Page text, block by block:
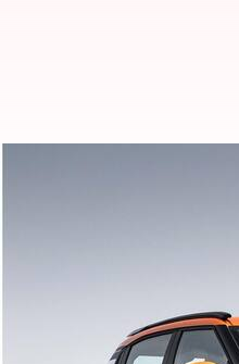
ரூ.15
செய்தி முன்னோட்டம்
இந்தியாவில்